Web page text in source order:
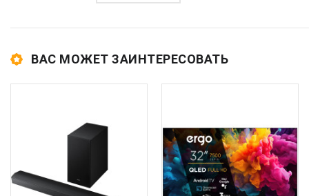
ВАС МОЖЕТ ЗАИНТЕРЕСОВАТЬ